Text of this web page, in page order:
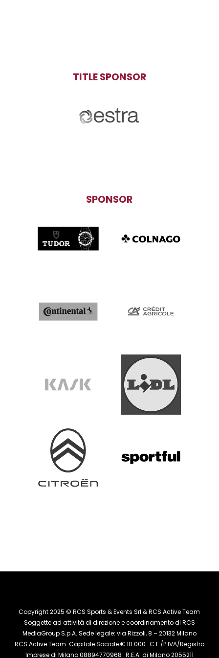
TITLE SPONSOR
SPONSOR
Copyright 2025 © RCS Sports & Events Srl & RCS Active Team
Soggette ad attività di direzione e coordinamento di RCS
MediaGroup S.p.A. Sede legale: via Rizzoli, 8 – 20132 Milano
RCS Active Team: Capitale Sociale € 10.000 · C.F./P.IVA/Registro
Imprese di Milano 08894770968 · R.E.A. di Milano 2055211